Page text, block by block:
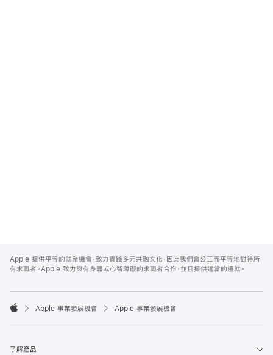
Footer
Apple 提供平等的就業機會，致力實踐多元共融文化，因此我們會公正而平等地對待所
有求職者。Apple 致力與有身體或心智障礙的求職者合作，並且提供適當的遷就。

Apple 事業發展機會 Apple 事業發展機會
了解產品